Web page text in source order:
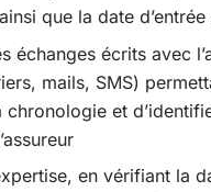
que la date
échanges écrits avec
mails, SMS)
chronologie et
en vérifiant la